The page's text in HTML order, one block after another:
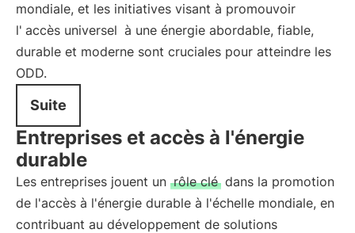
mondiale, et les initiatives visant à promouvoir
l' accès universel à une énergie abordable, fiable,
durable et moderne sont cruciales pour atteindre les
ODD.
Suite
Entreprises et accès à l'énergie
durable
Les entreprises jouent un rôle clé dans la promotion
de l'accès à l'énergie durable à l'échelle mondiale, en
contribuant au développement de solutions